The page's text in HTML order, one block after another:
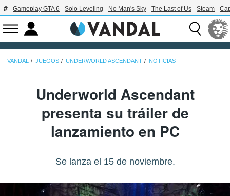
Gameplay GTA 6 Solo Leveling No Man's Sky The Last of Us Steam
VANDAL JUEGOS UNDERWORLD ASCENDANT NOTICIAS
Underworld Ascendant
presenta su tráiler de
lanzamiento en PC
Se lanza el 15 de noviembre.